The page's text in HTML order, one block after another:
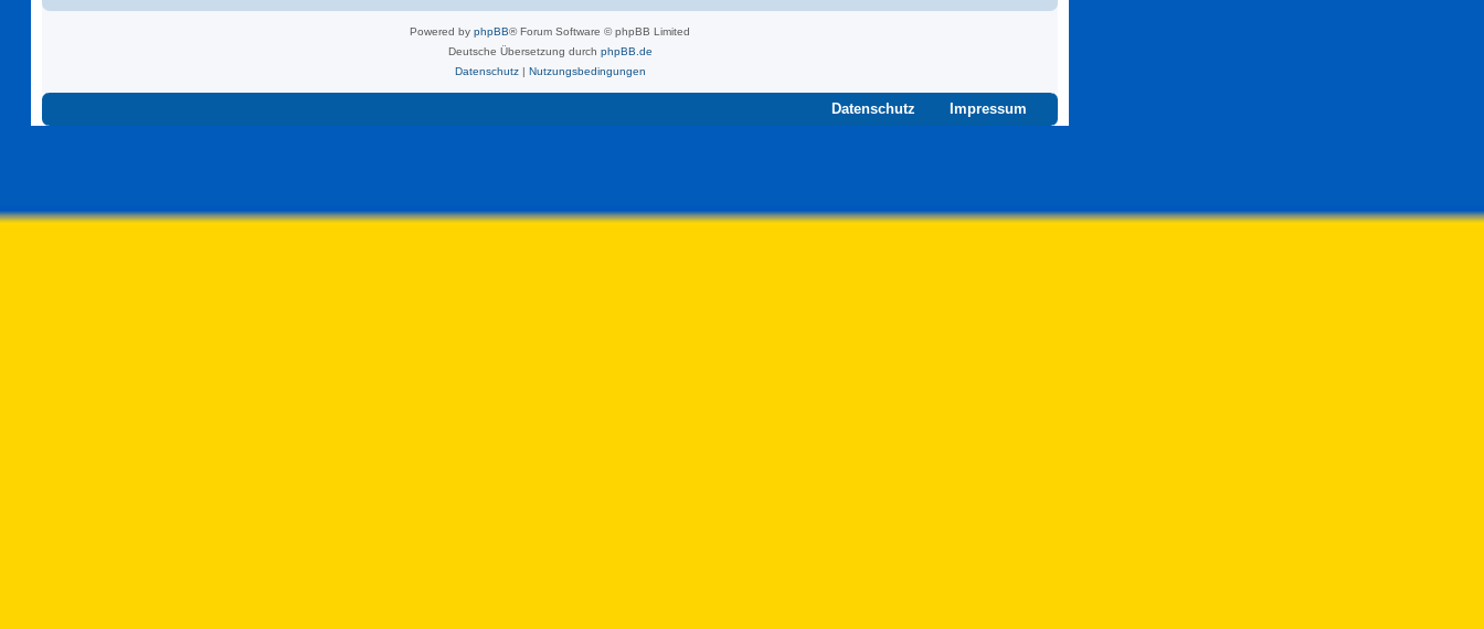
Powered by phpBB® Forum Software © phpBB Limited
Deutsche Übersetzung durch phpBB.de
Datenschutz| Nutzungsbedingungen
Datenschutz Impressum